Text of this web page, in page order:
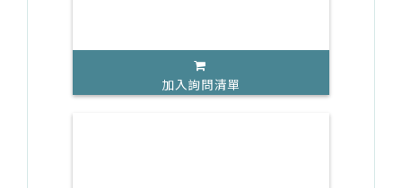
加入詢問清單